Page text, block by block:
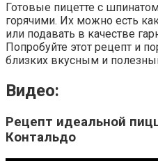
Готовые пицетте с
горячими. Их можно есть
или подавать в качестве
Попробуйте этот рецепт и
близких вкусным и
Видео:
Рецепт идеальной
Контальдо